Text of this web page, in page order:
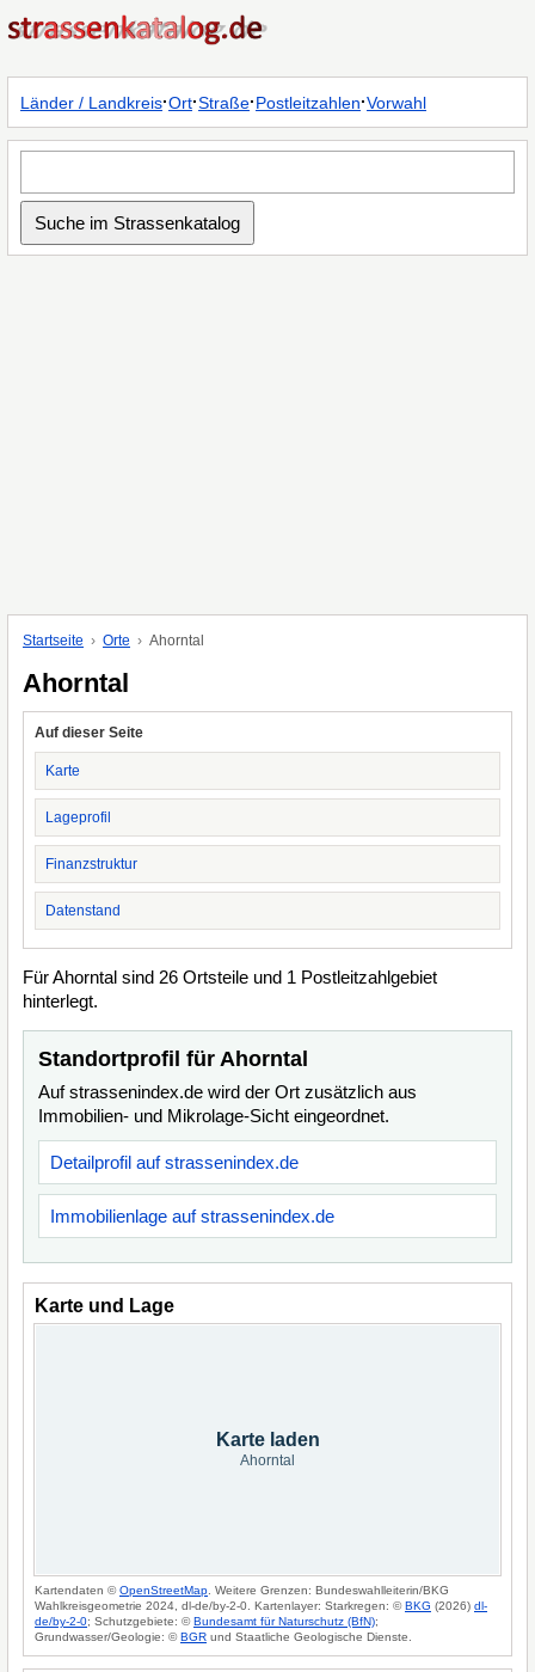
Länder / Landkreis·Ort·Straße·Postleitzahlen·Vorwahl
Startseite Orte Ahorntal
Ahorntal
Auf dieser Seite
Karte
Lageprofil
Finanzstruktur
Datenstand
Für Ahorntal sind 26 Ortsteile und 1 Postleitzahlgebiet
hinterlegt.
Standortprofil für Ahorntal
Auf strassenindex.de wird der Ort zusätzlich aus
Immobilien- und Mikrolage-Sicht eingeordnet.
Detailprofil auf strassenindex.de
Immobilienlage auf strassenindex.de
Karte und Lage
Karte laden
Ahorntal
Kartendaten ©OpenStreetMap . Weitere Grenzen: Bundeswahlleiterin/BKG
Wahlkreisgeometrie 2024, dl-de/by-2-0. Kartenlayer: Starkregen: ©BKG (2026) dl-
de/by-2-0; Schutzgebiete: ©Bundesamt für Naturschutz (BfN);
Grundwasser/Geologie: ©BGR und Staatliche Geologische Dienste.